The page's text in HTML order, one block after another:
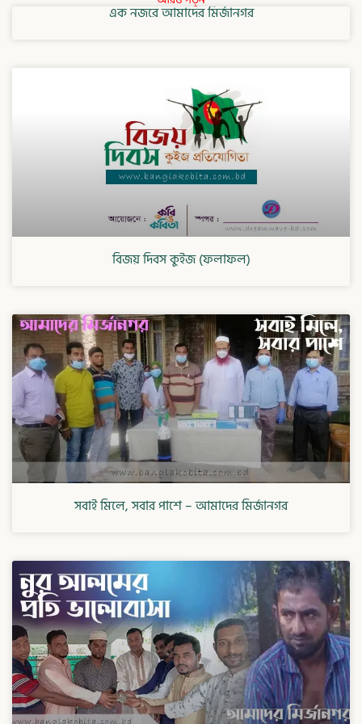
এক নজরে আমাদের মির্জানগর
বিজয় দিবস কুইজ (ফলাফল)
সবাই মিলে, সবার পাশে – আমাদের মির্জানগর